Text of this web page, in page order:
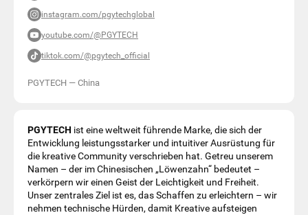
instagram.com/pgytechglobal
youtube.com/@PGYTECH
tiktok.com/@pgytech_official
PGYTECH — China
PGYTECH ist eine weltweit führende Marke, die sich der
Entwicklung leistungsstarker und intuitiver Ausrüstung für
die kreative Community verschrieben hat. Getreu unserem
Namen – der im Chinesischen „Löwenzahn“ bedeutet –
verkörpern wir einen Geist der Leichtigkeit und Freiheit.
Unser zentrales Ziel ist es, das Schaffen zu erleichtern – wir
nehmen technische Hürden, damit Kreative aufsteigen